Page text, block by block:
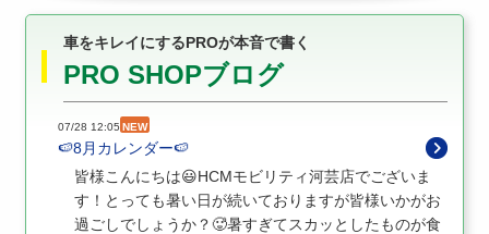
車をキレイにするPROが本音で書く
PRO SHOPブログ
07/28 12:05 NEW
🍉8月カレンダー🍉
皆様こんにちは😃HCMモビリティ河芸店でございま
す！とっても暑い日が続いておりますが皆様いかがお
過ごしでしょうか？🥵暑すぎてスカッとしたものが食